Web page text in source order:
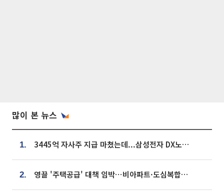
많이 본 뉴스
1. 3445억 자사주 지급 마쳤는데...삼성전자 DX노조, 뒤늦은 '떼쓰기 집회'
2. 영끌 '주택공급' 대책 임박⋯비아파트·도심복합까지 총동원